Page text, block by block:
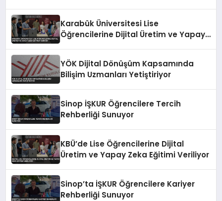
Karabük Üniversitesi Lise
Öğrencilerine Dijital Üretim ve Yapay
YÖK Dijital Dönüşüm Kapsamında
Bilişim Uzmanları Yetiştiriyor
Sinop İŞKUR Öğrencilere Tercih
Rehberliği Sunuyor
KBÜ’de Lise Öğrencilerine Dijital
Üretim ve Yapay Zeka Eğitimi Veriliyor
Sinop’ta İŞKUR Öğrencilere Kariyer
Rehberliği Sunuyor